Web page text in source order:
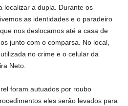
localizar a dupla. Durante os
as identidades e o paradeiro
nos deslocamos até a casa de
junto com o comparsa. No local,
no crime e o celular da
Neto.
foram autuados por roubo
eles serão levados para